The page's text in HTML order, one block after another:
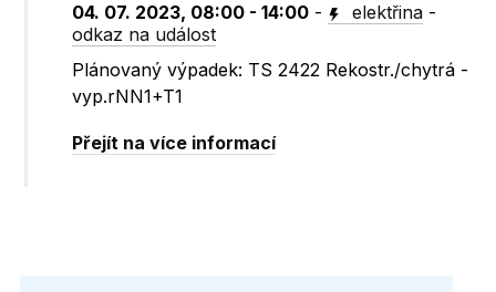
04. 07. 2023, 08:00 - 14:00 - elektřina -
odkaz na událost
Plánovaný výpadek: TS 2422 Rekostr./chytrá -
vyp.rNN1+T1
Přejít na více informací